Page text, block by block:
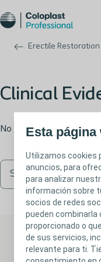
Esta
Utilizamos cookies
anuncios, para
para analizar
información sobre
socios de redes
pueden combinarla
proporcionado o
de sus servicios,
relevante para ti.
Erectile Restoration
Clinical
No items to display at